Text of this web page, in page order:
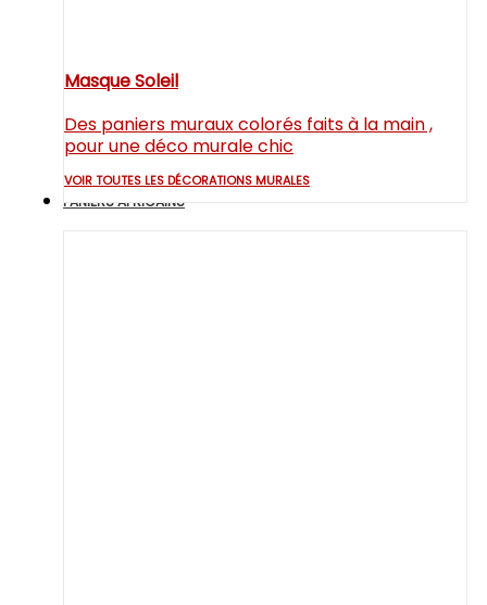
Masque Soleil
Des paniers muraux colorés faits à la main ,
pour une déco murale chic
VOIR TOUTES LES DÉCORATIONS MURALES
PANIERS AFRICAINS